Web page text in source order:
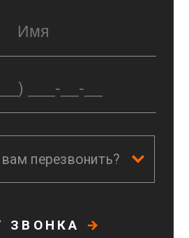
на работы и
на сервисных ПК с
случае не поможет,
перезвонить?
ЗВОНКА